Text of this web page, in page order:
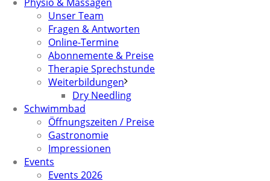
Unser Team
Fragen & Antworten
Online-Termine
Abonnemente & Preise
Therapie Sprechstunde
Weiterbildungen
Dry Needling
Schwimmbad
Öffnungszeiten / Preise
Gastronomie
Impressionen
Events
Events 2026